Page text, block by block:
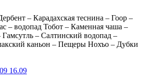
– Карадахская теснина – Гоор –
– водопад Тобот – Каменная чаша –
– Салтинский водопад –
каньон – Пещеры Нохъо – Дубки
16.09